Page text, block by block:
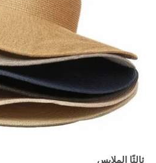
ثالثًا الملابس